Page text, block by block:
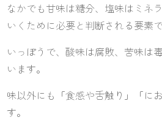
なかでも甘味は糖分、塩味はミネ
いくために必要と判断される要素で
いっぽうで、酸味は腐敗、苦味は
います。
味以外にも「食感や舌触り」「に
す。